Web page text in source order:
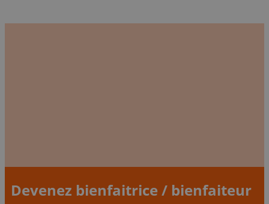
Devenez bienfaitrice / bienfaiteur